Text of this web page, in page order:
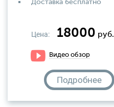
Доставка бесплатно
Цена: 18000 руб.
Видео обзор
Подробнее